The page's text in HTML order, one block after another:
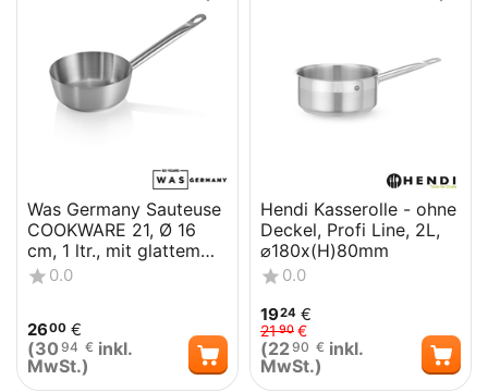
Was Germany Sauteuse
COOKWARE 21, Ø 16
cm, 1 ltr., mit glattem
Rand, Chromnickelstahl
1...
0.0
2600 €
(30 94 € inkl.
MwSt.)
Hendi Kasserolle - ohne
Deckel, Profi Line, 2L,
⌀180x(H)80mm
0.0
1924 €
2190 €
(2290 € inkl.
MwSt.)